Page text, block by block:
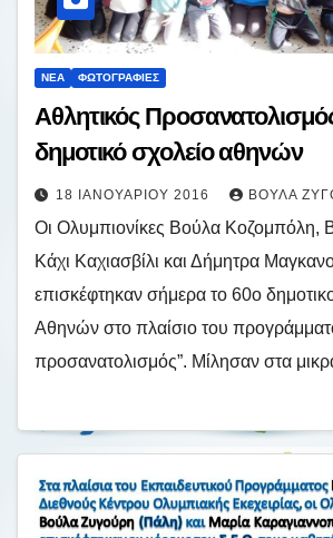
ΝΈΑ ΦΩΤΟΓΡΑΦΊΕΣ
Αθλητικός
δημοτικό σχολείο αθηνών
18 ΙΑΝΟΥΑΡΊΟΥ 2016 ΒΟΎΛΑ
Οι Ολυμπιονίκες Βούλα Κοζομπόλη,
Κάχι Καχιασβίλι και Δήμητρα
επισκέφτηκαν σήμερα το 60ο
Αθηνών στο πλαίσιο του
προσανατολισμός”. Μίλησαν στα